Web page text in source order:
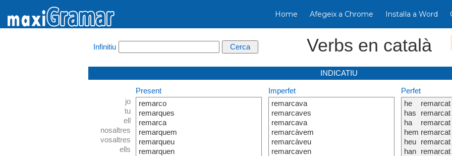
Home Afegeix a Chrome Instal·la a Word
Infinitiu Verbs en català
INDICATIU
jo
tu
ell
nosaltres
vosaltres
ells
Present
remarco
remarques
remarca
remarquem
remarqueu
remarquen
Imperfet
remarcava
remarcaves
remarcava
remarcàvem
remarcàveu
remarcaven
Perfet
he
has
ha
hem
heu
han
remarcat
remarcat
remarcat
remarcat
remarcat
remarcat